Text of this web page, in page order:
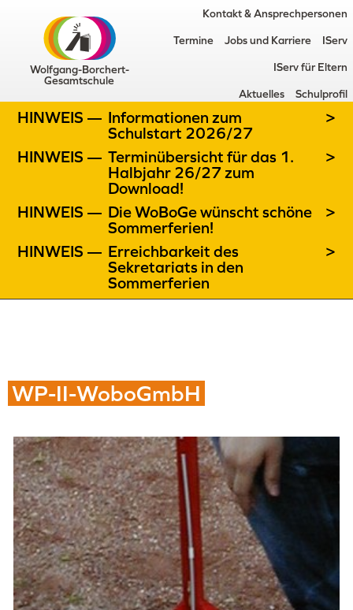
Wolfgang-Borchert-
Gesamtschule
Kontakt & Ansprechpersonen
Termine Jobs und Karriere IServ
IServ für Eltern
Aktuelles Schulprofil
HINWEIS — Informationen zum
Schulstart 2026/27
>
HINWEIS — Terminübersicht für das 1.
Halbjahr 26/27 zum
Download!
>
HINWEIS — Die WoBoGe wünscht schöne
Sommerferien!
>
HINWEIS — Erreichbarkeit des
Sekretariats in den
Sommerferien
>
WP-II-WoboGmbH